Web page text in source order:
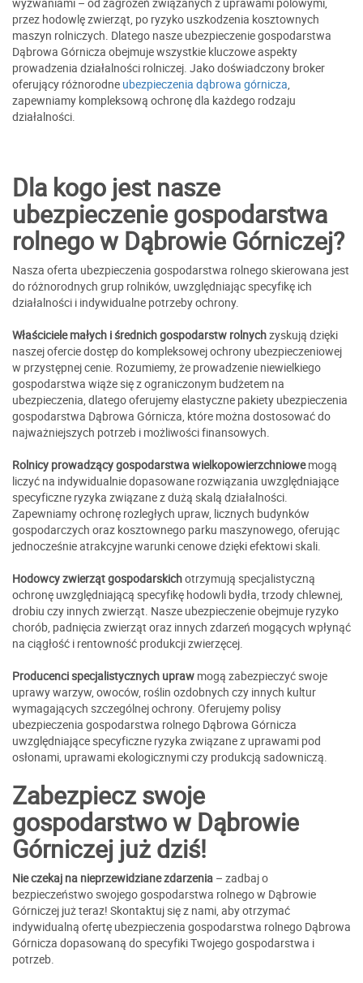
przez hodowlę zwierząt, po ryzyko uszkodzenia kosztownych
maszyn rolniczych. Dlatego nasze ubezpieczenie gospodarstwa
Dąbrowa Górnicza obejmuje wszystkie kluczowe aspekty
prowadzenia działalności rolniczej. Jako doświadczony broker
oferujący różnorodne ubezpieczenia dąbrowa górnicza,
zapewniamy kompleksową ochronę dla każdego rodzaju
działalności.
Dla kogo jest nasze
ubezpieczenie gospodarstwa
rolnego w Dąbrowie Górniczej?
Nasza oferta ubezpieczenia gospodarstwa rolnego skierowana jest
do różnorodnych grup rolników, uwzględniając specyfikę ich
działalności i indywidualne potrzeby ochrony.
Właściciele małych i średnich gospodarstw rolnychzyskują dzięki
naszej ofercie dostęp do kompleksowej ochrony ubezpieczeniowej
w przystępnej cenie. Rozumiemy, że prowadzenie niewielkiego
gospodarstwa wiąże się z ograniczonym budżetem na
ubezpieczenia, dlatego oferujemy elastyczne pakiety ubezpieczenia
gospodarstwa Dąbrowa Górnicza, które można dostosować do
najważniejszych potrzeb i możliwości finansowych.
Rolnicy prowadzący gospodarstwa wielkopowierzchniowemogą
liczyć na indywidualnie dopasowane rozwiązania uwzględniające
specyficzne ryzyka związane z dużą skalą działalności.
Zapewniamy ochronę rozległych upraw, licznych budynków
gospodarczych oraz kosztownego parku maszynowego, oferując
jednocześnie atrakcyjne warunki cenowe dzięki efektowi skali.
Hodowcy zwierząt gospodarskichotrzymują specjalistyczną
ochronę uwzględniającą specyfikę hodowli bydła, trzody chlewnej,
drobiu czy innych zwierząt. Nasze ubezpieczenie obejmuje ryzyko
chorób, padnięcia zwierząt oraz innych zdarzeń mogących wpłynąć
na ciągłość i rentowność produkcji zwierzęcej.
Producenci specjalistycznych upraw mogą zabezpieczyć swoje
uprawy warzyw, owoców, roślin ozdobnych czy innych kultur
wymagających szczególnej ochrony. Oferujemy polisy
ubezpieczenia gospodarstwa rolnego Dąbrowa Górnicza
uwzględniające specyficzne ryzyka związane z uprawami pod
osłonami, uprawami ekologicznymi czy produkcją sadowniczą.
Zabezpiecz swoje
gospodarstwo w Dąbrowie
Górniczej już dziś!
Nie czekaj na nieprzewidziane zdarzenia – zadbaj o
bezpieczeństwo swojego gospodarstwa rolnego w Dąbrowie
Górniczej już teraz! Skontaktuj się z nami, aby otrzymać
indywidualną ofertę ubezpieczenia gospodarstwa rolnego Dąbrowa
Górnicza dopasowaną do specyfiki Twojego gospodarstwa i
potrzeb.